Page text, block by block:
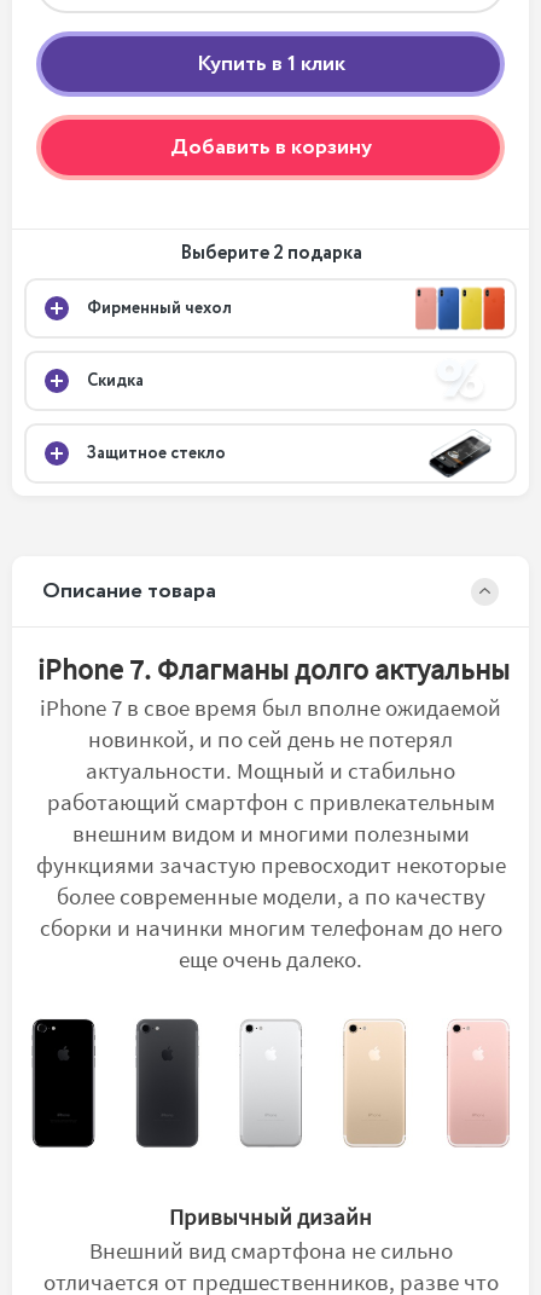
Добавить в корзину
Выберите 2 подарка
Фирменный чехол
Скидка
Защитное стекло
Описание товара
iPhone 7. Флагманы долго актуальны
iPhone 7 в свое время был вполне ожидаемой
новинкой, и по сей день не потерял
актуальности. Мощный и стабильно
работающий смартфон с привлекательным
внешним видом и многими полезными
функциями зачастую превосходит некоторые
более современные модели, а по качеству
сборки и начинки многим телефонам до него
еще очень далеко.
Привычный дизайн
Внешний вид смартфона не сильно
отличается от предшественников, разве что